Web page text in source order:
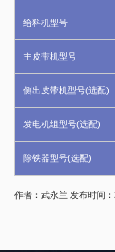
给料机型号
主皮带机型号
侧出皮带机型号(选配)
发电机组型号(选配)
除铁器型号(选配)
作者：武永兰 发布时间